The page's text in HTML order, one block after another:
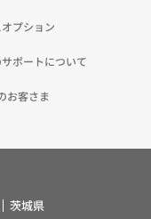
プション
ポートについて
お客さま
茨城県